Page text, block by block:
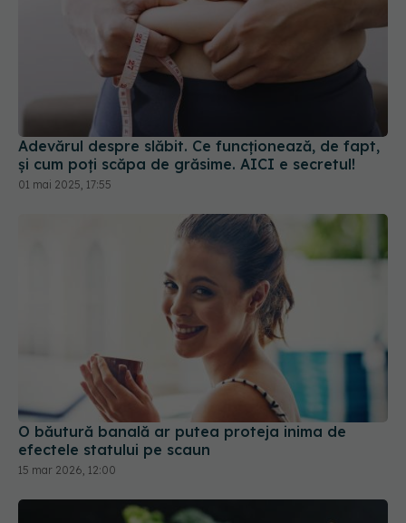
Adevărul despre slăbit. Ce funcționează, de fapt,
și cum poți scăpa de grăsime. AICI e secretul!
01 mai 2025, 17:55
O băutură banală ar putea proteja inima de
efectele statului pe scaun
15 mar 2026, 12:00